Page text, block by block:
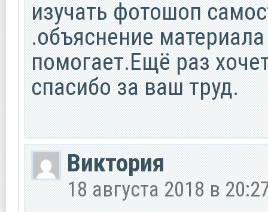
изучать фотошоп
.объяснение
помогает.Ещё раз
спасибо за ваш труд.
Виктория
18 августа 2018 в